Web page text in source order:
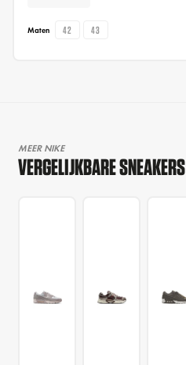
Maten 42 43
MEER NIKE
VERGELIJKBARE SNEAKERS